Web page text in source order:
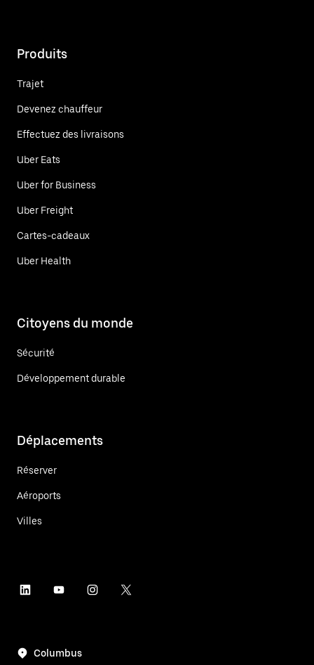
Produits
Trajet
Devenez chauffeur
Effectuez des livraisons
Uber Eats
Uber for Business
Uber Freight
Cartes-cadeaux
Uber Health
Citoyens du monde
Sécurité
Développement durable
Déplacements
Réserver
Aéroports
Villes
Columbus